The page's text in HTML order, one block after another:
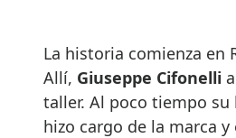
La historia comienza en
Allí, Giuseppe Cifonelli
taller. Al poco tiempo
hizo cargo de la marca